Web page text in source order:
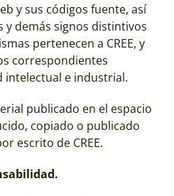
y sus códigos fuente, así
y demás signos distintivos
pertenecen a CREE, y
correspondientes
intelectual e industrial.
publicado en el espacio
copiado o publicado
escrito de CREE.